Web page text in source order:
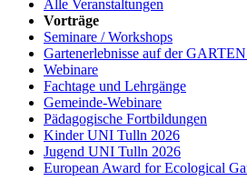
Alle Veranstaltungen
Vorträge
Seminare / Workshops
Gartenerlebnisse auf der
Webinare
Fachtage und Lehrgänge
Gemeinde-Webinare
Pädagogische Fortbildungen
Kinder UNI Tulln 2026
Jugend UNI Tulln 2026
European Award for Ecological